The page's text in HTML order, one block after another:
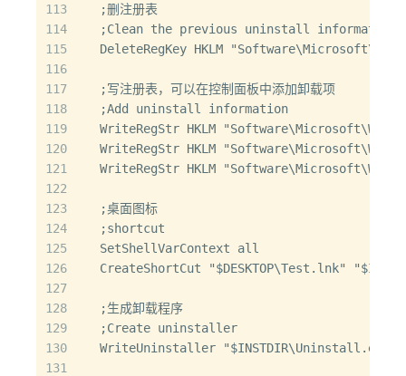
113
114
115
116
117
118
119
120
121
122
123
124
125
126
127
128
129
130
131
  ;删注册表
  ;Clean the previous uninstall information
DeleteRegKey HKLM
  ;写注册表，可以在控制面板中添加卸载项
  ;Add uninstall information
WriteRegStr HKLM
WriteRegStr HKLM
WriteRegStr HKLM
  ;桌面图标
  ;shortcut
  SetShellVarContext all
CreateShortCut "$DESKTOP\Test.lnk"
  ;生成卸载程序
  ;Create uninstaller
  WriteUninstaller "$INSTDIR\Uninstall.exe"